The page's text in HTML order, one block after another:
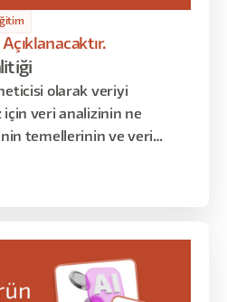
olarak veriyi
için veri analizinin ne
temellerinin ve veri